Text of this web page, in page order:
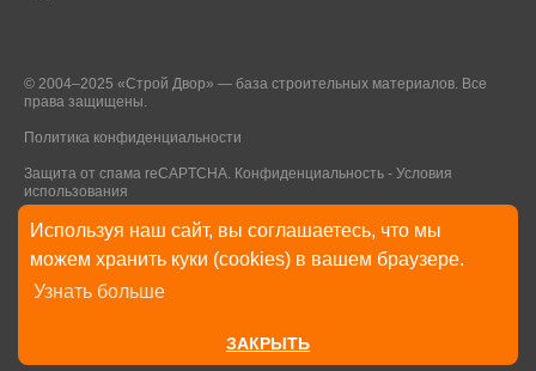
Используя наш сайт, вы соглашаетесь, что мы
можем хранить куки (cookies) в вашем браузере.
Узнать больше
ЗАКРЫТЬ
© 2004–2025 «Строй Двор» — база строительных материалов. Все
права защищены.
Политика конфиденциальности
Защита от спама reCAPTCHA. Конфиденциальность - Условия
использования
* Указанные на Сайте цены, комплектации, описания и технические
характеристики могут быть изменены в любое время без уведомления
пользователей Сайта. Внешний вид товаров и упаковки может